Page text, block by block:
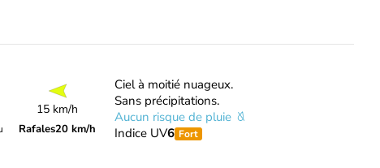
15 km/h
Rafales20 km/h
Ciel à moitié nuageux.
Sans précipitations.
Aucun risque de pluie
Indice UV6 Fort